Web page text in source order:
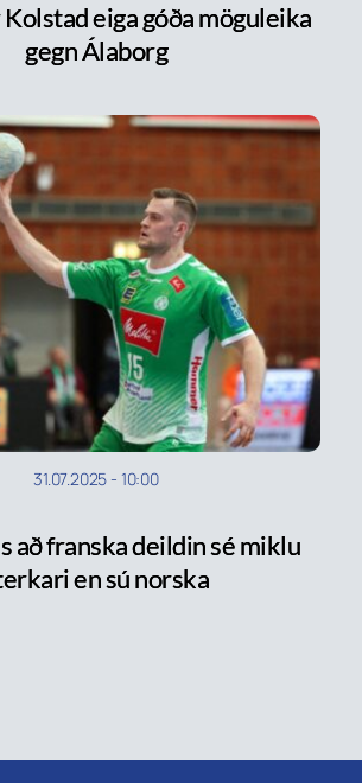
eiga góða möguleika
gegn Álaborg
31.07.2025 - 10:00
að franska deildin sé miklu
en sú norska